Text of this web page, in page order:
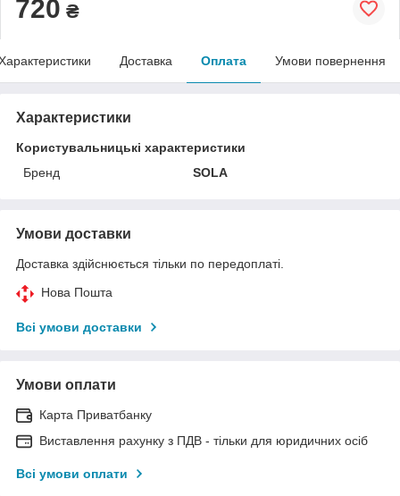
720 ₴
Доставка Оплата Умови повернення
Характеристики
Користувальницькі характеристики
Бренд
SOLA
Умови доставки
Доставка здійснюється тільки по передоплаті.
Нова Пошта
Всі умови доставки
Умови оплати
Карта Приватбанку
Виставлення рахунку з ПДВ - тільки для юридичних осіб
Всі умови оплати